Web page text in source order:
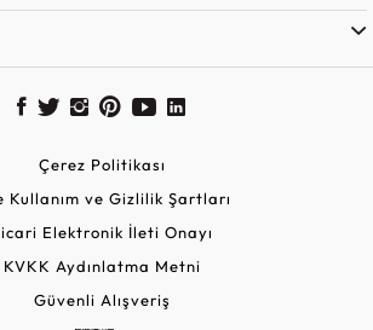
Çerez Politikası
Kullanım ve Gizlilik Şartları
Elektronik İleti Onayı
KVKK Aydınlatma Metni
Güvenli Alışveriş